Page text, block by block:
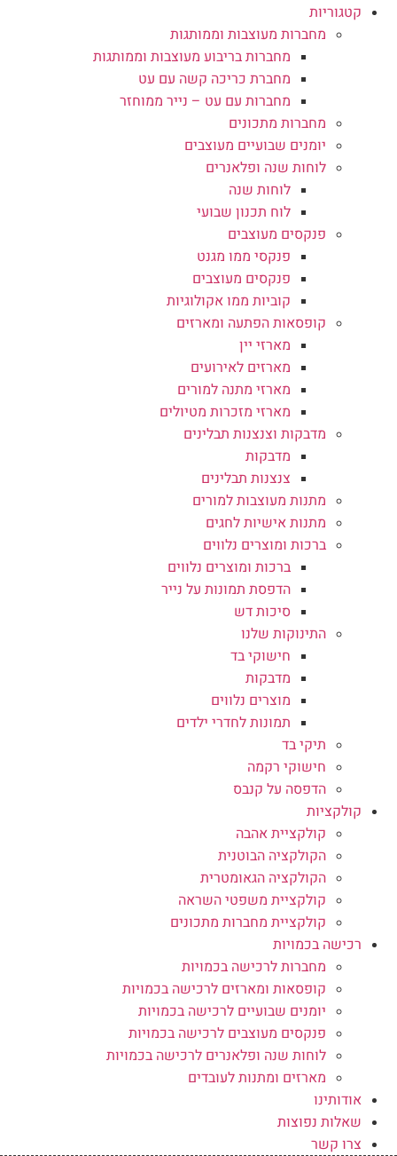
קטגוריות
מחברות מעוצבות וממותגות
מחברות בריבוע מעוצבות וממותגות
מחברת כריכה קשה עם עט
מחברות עם עט – נייר ממוחזר
מחברות מתכונים
יומנים שבועיים מעוצבים
לוחות שנה ופלאנרים
לוחות שנה
לוח תכנון שבועי
פנקסים מעוצבים
פנקסי ממו מגנט
פנקסים מעוצבים
קוביות ממו אקולוגיות
קופסאות הפתעה ומארזים
מארזי יין
מארזים לאירועים
מארזי מתנה למורים
מארזי מזכרות מטיולים
מדבקות וצנצנות תבלינים
מדבקות
צנצנות תבלינים
מתנות מעוצבות למורים
מתנות אישיות לחגים
ברכות ומוצרים נלווים
ברכות ומוצרים נלווים
הדפסת תמונות על נייר
סיכות דש
התינוקות שלנו
חישוקי בד
מדבקות
מוצרים נלווים
תמונות לחדרי ילדים
תיקי בד
חישוקי רקמה
הדפסה על קנבס
קולקציות
קולקציית אהבה
הקולקציה הבוטנית
הקולקציה הגאומטרית
קולקציית משפטי השראה
קולקציית מחברות מתכונים
רכישה בכמויות
מחברות לרכישה בכמויות
קופסאות ומארזים לרכישה בכמויות
יומנים שבועיים לרכישה בכמויות
פנקסים מעוצבים לרכישה בכמויות
לוחות שנה ופלאנרים לרכישה בכמויות
מארזים ומתנות לעובדים
אודותינו
שאלות נפוצות
צרו קשר